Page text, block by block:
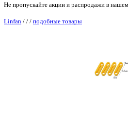
Не пропускайте акции и распродажи в нашем
Linfan / / / подобные товары